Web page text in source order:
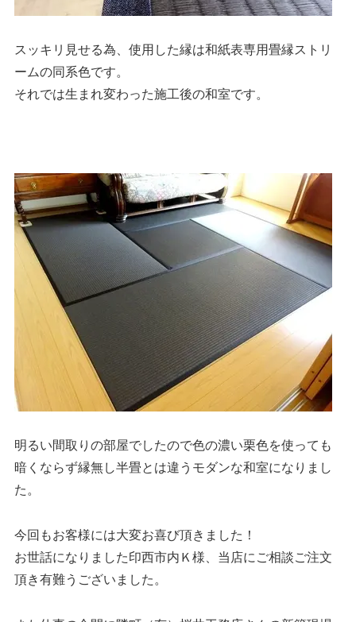
スッキリ見せる為、使用した縁は和紙表専用畳縁ストリ
ームの同系色です。
それでは生まれ変わった施工後の和室です。
明るい間取りの部屋でしたので色の濃い栗色を使っても
暗くならず縁無し半畳とは違うモダンな和室になりまし
た。
今回もお客様には大変お喜び頂きました！
お世話になりました印西市内Ｋ様、当店にご相談ご注文
頂き有難うございました。